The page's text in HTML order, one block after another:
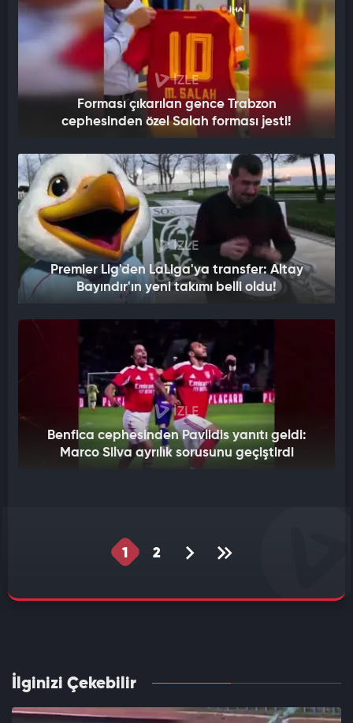
İZLE
Forması çıkarılan gence Trabzon
cephesinden özel Salah forması jesti!
İZLE
Premier Lig'den LaLiga'ya transfer: Altay
Bayındır'ın yeni takımı belli oldu!
İZLE
Benfica cephesinden Pavlidis yanıtı geldi:
Marco Silva ayrılık sorusunu geçiştirdi
1 2
İlginizi Çekebilir